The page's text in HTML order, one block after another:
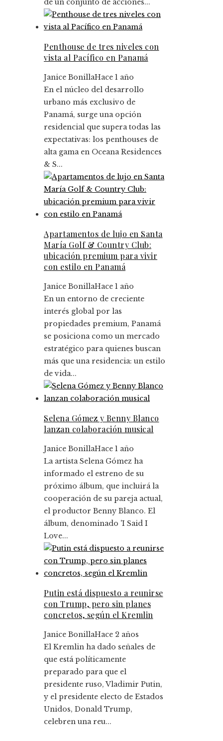
de un conjunto de acciones...
Penthouse de tres niveles con
vista al Pacífico en Panamá
Janice BonillaHace 1 año
En el núcleo del desarrollo
urbano más exclusivo de
Panamá, surge una opción
residencial que supera todas las
expectativas: los penthouses de
alta gama en Oceana Residences
& S...
Apartamentos de lujo en Santa
María Golf & Country Club:
ubicación premium para vivir
con estilo en Panamá
Janice BonillaHace 1 año
En un entorno de creciente
interés global por las
propiedades premium, Panamá
se posiciona como un mercado
estratégico para quienes buscan
más que una residencia: un estilo
de vida...
Selena Gómez y Benny Blanco
lanzan colaboración musical
Janice BonillaHace 1 año
La artista Selena Gómez ha
informado el estreno de su
próximo álbum, que incluirá la
cooperación de su pareja actual,
el productor Benny Blanco. El
álbum, denominado 'I Said I
Love...
Putin está dispuesto a reunirse
con Trump, pero sin planes
concretos, según el Kremlin
Janice BonillaHace 2 años
El Kremlin ha dado señales de
que está políticamente
preparado para que el
presidente ruso, Vladimir Putin,
y el presidente electo de Estados
Unidos, Donald Trump,
celebren una reu...